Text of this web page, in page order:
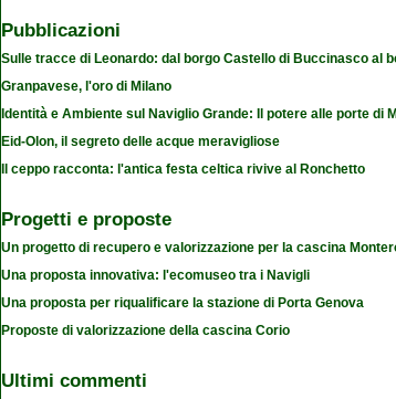
Pubblicazioni
Sulle tracce di Leonardo: dal borgo Castello di Buccinasco al
Granpavese, l'oro di Milano
Identità e Ambiente sul Naviglio Grande: Il potere alle porte di
Eid-Olon, il segreto delle acque meravigliose
Il ceppo racconta: l'antica festa celtica rivive al Ronchetto
Progetti e proposte
Un progetto di recupero e valorizzazione per la cascina
Una proposta innovativa: l'ecomuseo tra i Navigli
Una proposta per riqualificare la stazione di Porta Genova
Proposte di valorizzazione della cascina Corio
Ultimi commenti